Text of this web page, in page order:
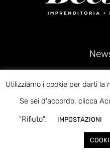
Utilizziamo i cookie per darti la
Se sei d'accordo, clicca
"Rifiuto".
IMPOSTAZIONI